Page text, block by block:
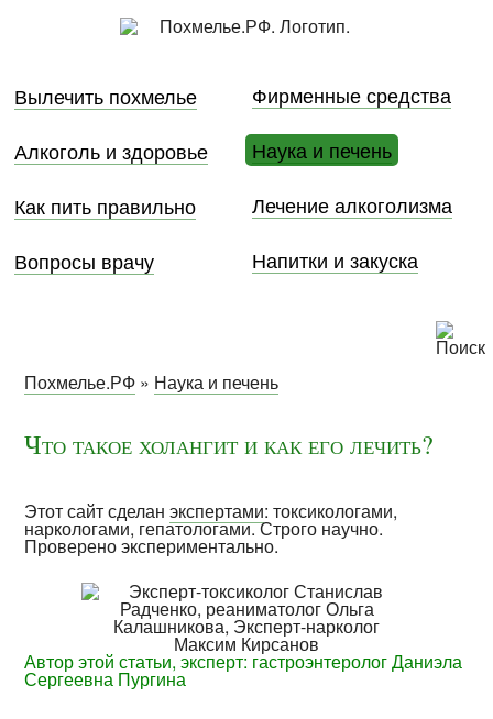
Вылечить похмелье
Фирменные средства
Алкоголь и здоровье
Наука и печень
Как пить правильно
Лечение алкоголизма
Вопросы врачу
Напитки и закуска
Похмелье.РФ » Наука и печень
Что такое холангит и как его лечить?
Этот сайт сделанэкспертами: токсикологами,
наркологами, гепатологами. Строго научно.
Проверено экспериментально.
Автор этой статьи, эксперт: гастроэнтеролог Даниэла
Сергеевна Пургина